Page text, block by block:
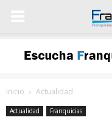
Inicio Actualidad
Actualidad Franquicias